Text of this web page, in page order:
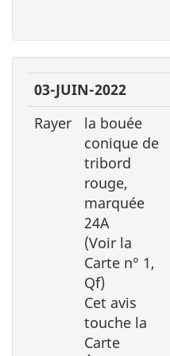
03-JUIN-2022
Rayer
la bouée
conique de
tribord
rouge,
marquée
24A
(Voir la
Carte n° 1,
Qf)
Cet avis
touche la
Carte